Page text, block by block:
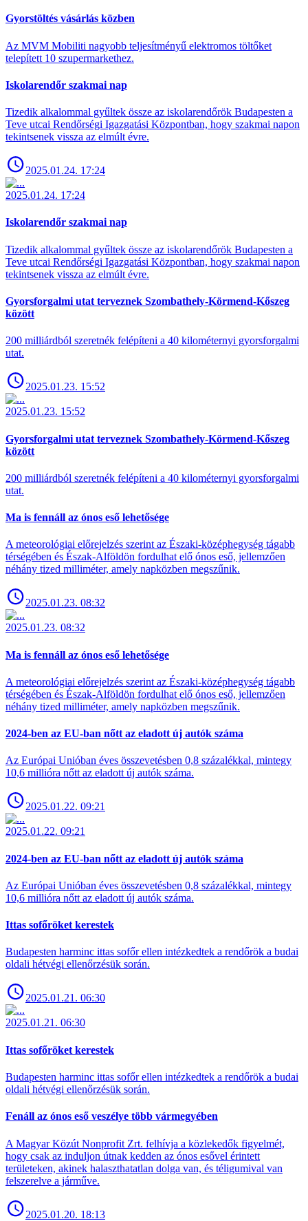
Gyorstöltés vásárlás közben
Az MVM Mobiliti nagyobb teljesítményű elektromos töltőket
telepített 10 szupermarkethez.
Iskolarendőr szakmai nap
Tizedik alkalommal gyűltek össze az iskolarendőrök Budapesten a
Teve utcai Rendőrségi Igazgatási Központban, hogy szakmai napon
tekintsenek vissza az elmúlt évre.
2025.01.24. 17:24
2025.01.24. 17:24
Iskolarendőr szakmai nap
Tizedik alkalommal gyűltek össze az iskolarendőrök Budapesten a
Teve utcai Rendőrségi Igazgatási Központban, hogy szakmai napon
tekintsenek vissza az elmúlt évre.
Gyorsforgalmi utat terveznek Szombathely-Körmend-Kőszeg
között
200 milliárdból szeretnék felépíteni a 40 kilométernyi gyorsforgalmi
utat.
2025.01.23. 15:52
2025.01.23. 15:52
Gyorsforgalmi utat terveznek Szombathely-Körmend-Kőszeg
között
200 milliárdból szeretnék felépíteni a 40 kilométernyi gyorsforgalmi
utat.
Ma is fennáll az ónos eső lehetősége
A meteorológiai előrejelzés szerint az Északi-középhegység tágabb
térségében és Észak-Alföldön fordulhat elő ónos eső, jellemzően
néhány tized milliméter, amely napközben megszűnik.
2025.01.23. 08:32
2025.01.23. 08:32
Ma is fennáll az ónos eső lehetősége
A meteorológiai előrejelzés szerint az Északi-középhegység tágabb
térségében és Észak-Alföldön fordulhat elő ónos eső, jellemzően
néhány tized milliméter, amely napközben megszűnik.
2024-ben az EU-ban nőtt az eladott új autók száma
Az Európai Unióban éves összevetésben 0,8 százalékkal, mintegy
10,6 millióra nőtt az eladott új autók száma.
2025.01.22. 09:21
2025.01.22. 09:21
2024-ben az EU-ban nőtt az eladott új autók száma
Az Európai Unióban éves összevetésben 0,8 százalékkal, mintegy
10,6 millióra nőtt az eladott új autók száma.
Ittas sofőröket kerestek
Budapesten harminc ittas sofőr ellen intézkedtek a rendőrök a budai
oldali hétvégi ellenőrzésük során.
2025.01.21. 06:30
2025.01.21. 06:30
Ittas sofőröket kerestek
Budapesten harminc ittas sofőr ellen intézkedtek a rendőrök a budai
oldali hétvégi ellenőrzésük során.
Fenáll az ónos eső veszélye több vármegyében
A Magyar Közút Nonprofit Zrt. felhívja a közlekedők figyelmét,
hogy csak az induljon útnak kedden az ónos esővel érintett
területeken, akinek halaszthatatlan dolga van, és téligumival van
felszerelve a járműve.
2025.01.20. 18:13